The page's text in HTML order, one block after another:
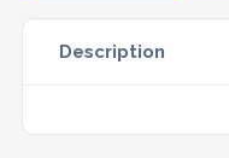
Description